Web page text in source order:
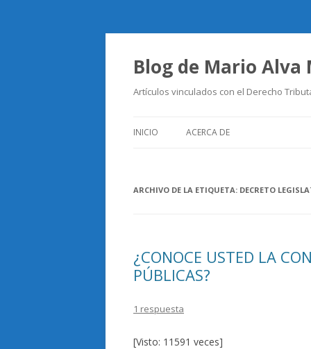
Blog de Mario Alva
Artículos vinculados con el Derecho
INICIO ACERCA DE
ARCHIVO DE LA ETIQUETA: DECRETO
¿CONOCE USTED LA
PÚBLICAS?
1 respuesta
[Visto: 11591 veces]